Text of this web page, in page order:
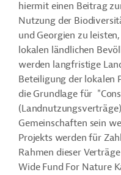
hiermit einen Beitrag
Nutzung der
und Georgien zu
lokalen ländlichen
werden langfristige
Beteiligung der lokalen
die Grundlage für
Gemeinschaften sein
Projekts werden für
Rahmen dieser
Wide Fund For Nature